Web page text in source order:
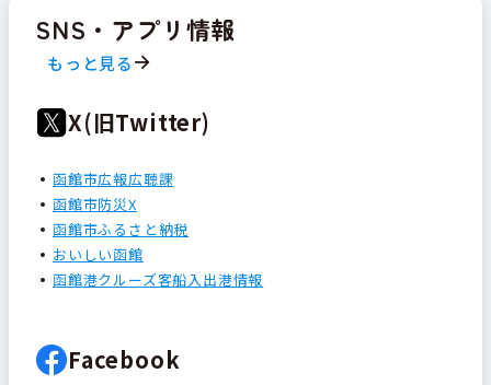
SNS・アプリ情報
もっと見る
X(旧Twitter)
函館市広報広聴課
函館市防災X
函館市ふるさと納税
おいしい函館
函館港クルーズ客船入出港情報
Facebook